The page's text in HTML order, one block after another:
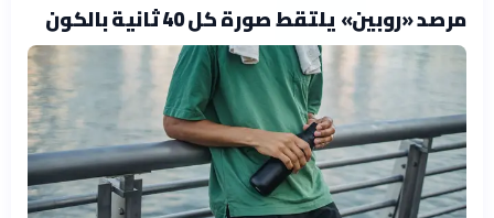
مرصد «روبين» يلتقط صورة كل 40 ثانية بالكون